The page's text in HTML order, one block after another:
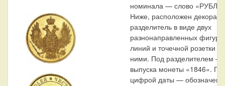
номинала — слово
Ниже, расположен
разделитель в виде двух
разнонаправленных
линий и точечной розетки
ними. Под разделителем —
выпуска монеты «1846».
цифрой даты —